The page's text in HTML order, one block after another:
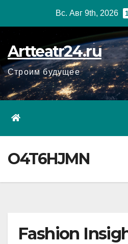
Вс. Авг 9th, 2026
Artteatr24.ru
Строим будущее
O4T6HJMN
Fashion